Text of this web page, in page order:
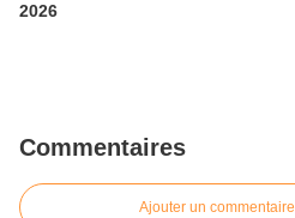
2026
Commentaires
Ajouter un commentaire